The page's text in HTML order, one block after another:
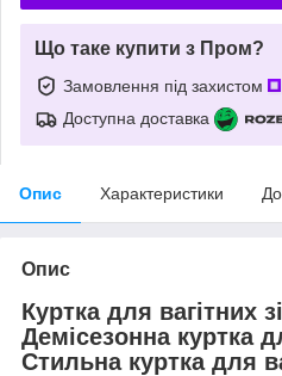
Що таке купити з Пром?
Замовлення під захистом
Доступна доставка
Опис Характеристики
Опис
Куртка для вагітних
Демісезонна куртка
Стильна куртка для